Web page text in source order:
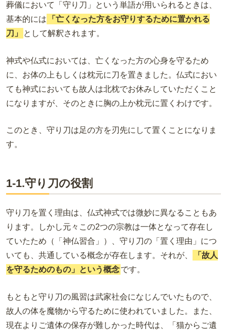
葬儀において「守り刀」という単語が用いられるときは、
基本的には
「亡くなった方をお守りするために置かれる
刀」
として解釈されます。
神式や仏式においては、亡くなった方の心身を守るため
に、お体の上もしくは枕元に刀を置きました。仏式におい
ても神式においても故人は北枕でお休みしていただくこと
になりますが、そのときに胸の上か枕元に置くわけです。
このとき、守り刀は足の方を刃先にして置くことになりま
す。
1-1.守り刀の役割
守り刀を置く理由は、仏式神式では微妙に異なることもあ
ります。しかし元々この2つの宗教は一体となって存在し
ていたため（「神仏習合」）、守り刀の「置く理由」につ
いても、共通している概念が存在します。それが、
「故人
を守るためのもの」という概念です。
もともと守り刀の風習は武家社会になじんでいたもので、
故人の体を魔物から守るために使われていました。また、
現在よりご遺体の保存が難しかった時代は、「猫からご遺